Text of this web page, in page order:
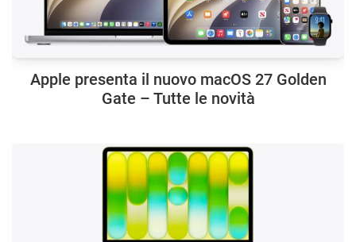
Apple presenta il nuovo macOS 27 Golden
Gate – Tutte le novità